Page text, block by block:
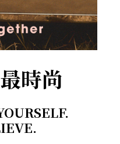
時尚